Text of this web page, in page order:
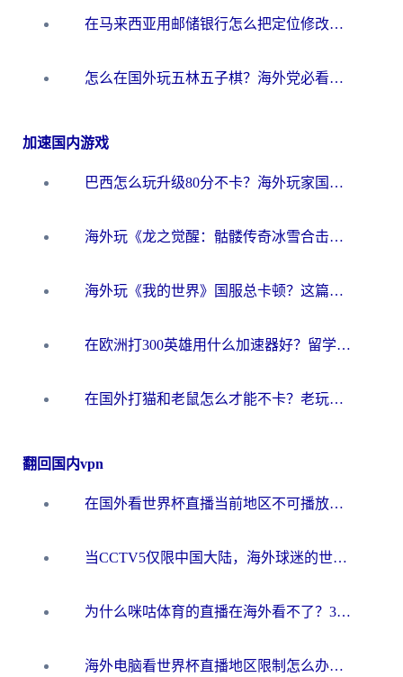
在马来西亚用邮储银行怎么把定位修改到中国国内？3个海外生活痛点一次解决
怎么在国外玩五林五子棋？海外党必看的回国加速全攻略（附优酷荔枝FM解决方法）
加速国内游戏
巴西怎么玩升级80分不卡？海外玩家国服游戏加速器终极指南（附避坑技巧）
海外玩《龙之觉醒：骷髅传奇冰雪合击》延迟高？这篇指南帮你解决卡顿烦恼！
海外玩《我的世界》国服总卡顿？这篇我的世界游戏加速器指南帮你解决所有问题
在欧洲打300英雄用什么加速器好？留学生亲测有效的解决方案来了
在国外打猫和老鼠怎么才能不卡？老玩家亲测的终极加速指南
翻回国内vpn
在国外看世界杯直播当前地区不可播放？海外党必看的回国加速全攻略
当CCTV5仅限中国大陆，海外球迷的世界杯狂欢如何继续？
为什么咪咕体育的直播在海外看不了？3步解决海外看世界杯+抖音地区限制难题
海外电脑看世界杯直播地区限制怎么办？你需要一个聪明的加速器